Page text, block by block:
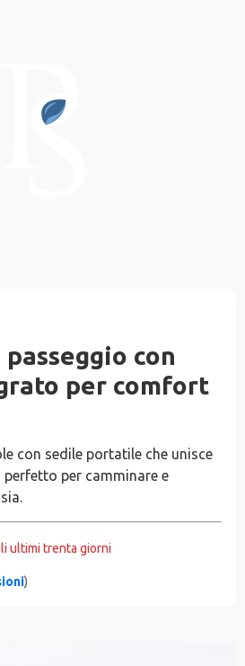
con
per comfort
con sedile portatile che unisce
per camminare e
ultimi trenta giorni
)